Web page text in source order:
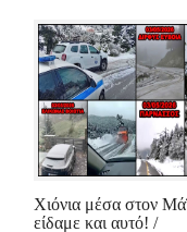
Χιόνια μέσα στον
είδαμε και αυτό! /